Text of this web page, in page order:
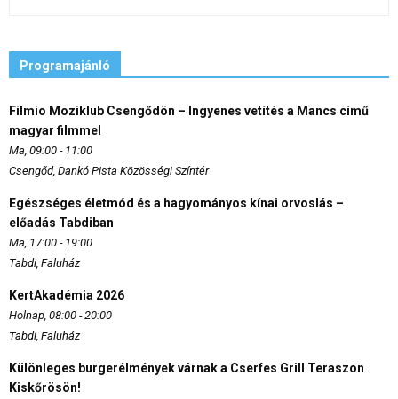
Programajánló
Filmio Moziklub Csengődön – Ingyenes vetítés a Mancs című
magyar filmmel
Ma, 09:00 - 11:00
Csengőd, Dankó Pista Közösségi Színtér
Egészséges életmód és a hagyományos kínai orvoslás –
előadás Tabdiban
Ma, 17:00 - 19:00
Tabdi, Faluház
KertAkadémia 2026
Holnap, 08:00 - 20:00
Tabdi, Faluház
Különleges burgerélmények várnak a Cserfes Grill Teraszon
Kiskőrösön!